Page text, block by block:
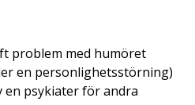
problem med humöret
en personlighetsstörning)
en psykiater för andra